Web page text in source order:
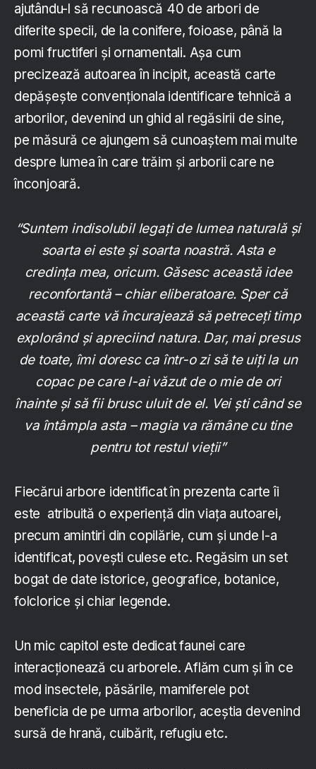
ajutându-l să recunoască 40 de arbori de
diferite specii, de la conifere, foioase, până la
pomi fructiferi și ornamentali. Așa cum
precizează autoarea în incipit, această carte
depășește convenționala identificare tehnică a
arborilor, devenind un ghid al regăsirii de sine,
pe măsură ce ajungem să cunoaștem mai multe
despre lumea în care trăim și arborii care ne
înconjoară.
“Suntem indisolubil legați de lumea naturală și
soarta ei este și soarta noastră. Asta e
credința mea, oricum. Găsesc această idee
reconfortantă – chiar eliberatoare. Sper că
această carte vă încurajează să petreceți timp
explorând și apreciind natura. Dar, mai presus
de toate, îmi doresc ca într-o zi să te uiți la un
copac pe care l-ai văzut de o mie de ori
înainte și să fii brusc uluit de el. Vei ști când se
va întâmpla asta – magia va rămâne cu tine
pentru tot restul vieții”
Fiecărui arbore identificat în prezenta carte îi
este atribuită o experiență din viața autoarei,
precum amintiri din copilărie, cum și unde l-a
identificat, povești culese etc. Regăsim un set
bogat de date istorice, geografice, botanice,
folclorice și chiar legende.
Un mic capitol este dedicat faunei care
interacționează cu arborele. Aflăm cum și în ce
mod insectele, păsările, mamiferele pot
beneficia de pe urma arborilor, aceștia devenind
sursă de hrană, cuibărit, refugiu etc.